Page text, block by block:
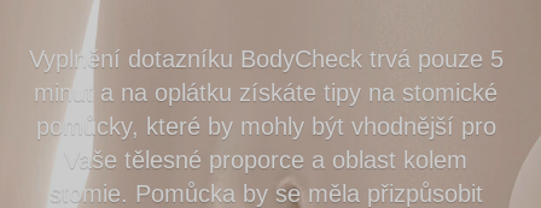
Vyplnění dotazníku BodyCheck trvá pouze 5
minut a na oplátku získáte tipy na stomické
pomůcky, které by mohly být vhodnější pro
Vaše tělesné proporce a oblast kolem
stomie. Pomůcka by se měla přizpůsobit